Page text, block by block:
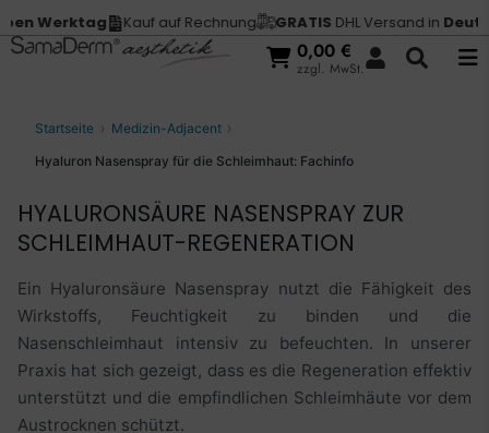
Kauf auf Rechnung GRATISDHL Versand in
0,00 €
zzgl. MwSt.
Startseite Medizin-Adjacent
Hyaluron Nasenspray für die Schleimhaut: Fachinfo
HYALURONSÄURE NASENSPRAY ZUR
SCHLEIMHAUT-REGENERATION
Ein Hyaluronsäure Nasenspray nutzt die Fähigkeit des
Wirkstoffs, Feuchtigkeit zu binden und die
Nasenschleimhaut intensiv zu befeuchten. In unserer
Praxis hat sich gezeigt, dass es die Regeneration effektiv
unterstützt und die empfindlichen Schleimhäute vor dem
Austrocknen schützt.